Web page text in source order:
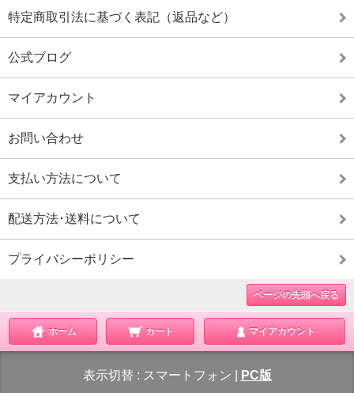
特定商取引法に基づく表記（返品など）
公式ブログ
マイアカウント
お問い合わせ
支払い方法について
配送方法･送料について
プライバシーポリシー
ページの先頭へ戻る
ホーム カート マイアカウント
表示切替 : スマートフォン PC版